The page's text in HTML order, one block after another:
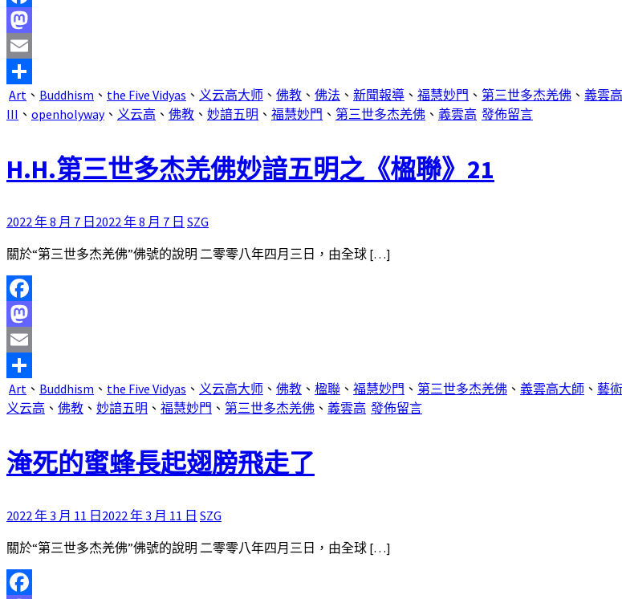
Facebook
Mastodon
Email
分
享
Art 、 Buddhism 、 the Five Vidyas 、 义云高大师 、 佛教 、 佛法 、 新聞報導 、 福慧妙門 、 第三世多杰羌佛 、 義雲
III 、 openholyway、 义云高 、 佛教 、 妙諳五明 、 福慧妙門 、 第三世多杰羌佛 、 義雲高 發佈留言
H.H.第三世多杰羌佛妙諳五明之《楹聯》21
2022 年 8 月 7 日 2022 年 8 月 7 日 SZG
關於“第三世多杰羌佛”佛號的說明 二零零八年四月三日，由全球 […]
Facebook
Mastodon
Email
分
享
Art 、 Buddhism 、 the Five Vidyas 、 义云高大师 、 佛教 、 楹聯 、 福慧妙門 、 第三世多杰羌佛 、 義雲高大師 、 藝術
义云高 、 佛教 、 妙諳五明 、 福慧妙門 、 第三世多杰羌佛 、 義雲高 發佈留言
淹死的蜜蜂長起翅膀飛走了
2022 年 3 月 11 日 2022 年 3 月 11 日 SZG
關於“第三世多杰羌佛”佛號的說明 二零零八年四月三日，由全球 […]